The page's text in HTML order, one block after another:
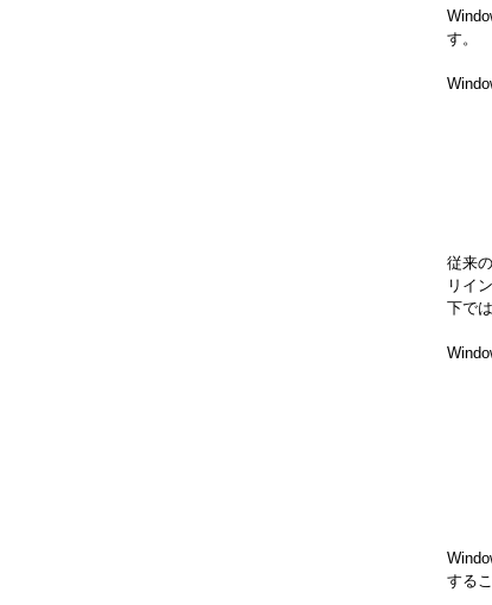
す。
従来
リイ
下で
する